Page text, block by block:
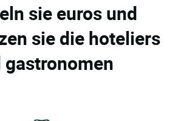
sie euros und
sie die hoteliers
gastronomen